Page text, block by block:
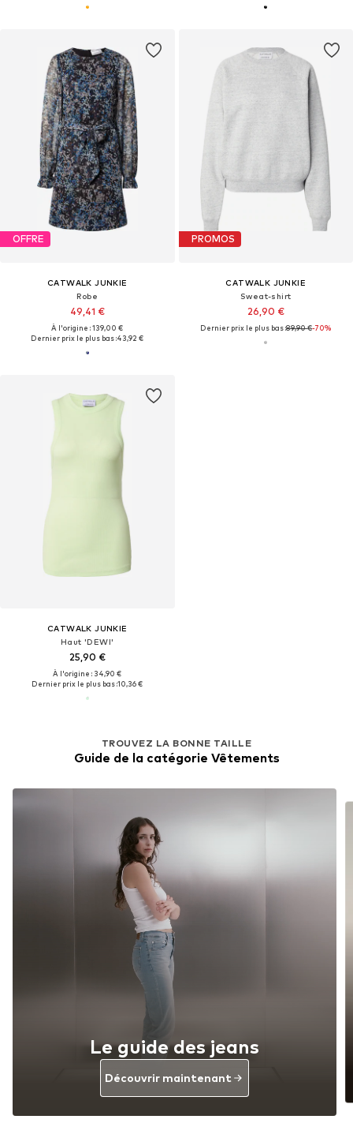
OFFRE
CATWALK JUNKIE
Robe
49,41 €
À l'origine : 139,00 €
Dernier prix le plus bas :43,92 €
PROMOS
CATWALK JUNKIE
Sweat-shirt
26,90 €
Dernier prix le plus bas :89,90 €-70%
CATWALK JUNKIE
Haut 'DEWI'
25,90 €
À l'origine : 34,90 €
Dernier prix le plus bas :10,36 €
TROUVEZ LA BONNE TAILLE
Guide de la catégorie Vêtements
Le guide des jeans
Découvrir maintenant